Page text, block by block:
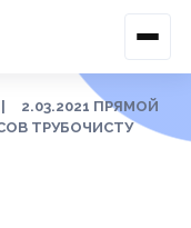
2.03.2021 ПРЯМОЙ
ТРУБОЧИСТУ